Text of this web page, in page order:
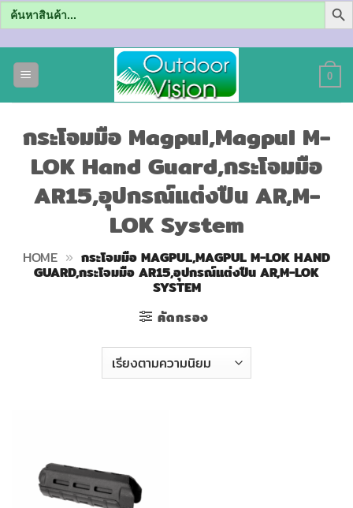
Search
for:
0
กระโจมมือ Magpul,Magpul M-
LOK Hand Guard,กระโจมมือ
AR15,อุปกรณ์แต่งปืน AR,M-
LOK System
HOME » กระโจมมือ MAGPUL,MAGPUL M-LOK HAND
GUARD,กระโจมมือ AR15,อุปกรณ์แต่งปืน AR,M-LOK
SYSTEM
คัดกรอง